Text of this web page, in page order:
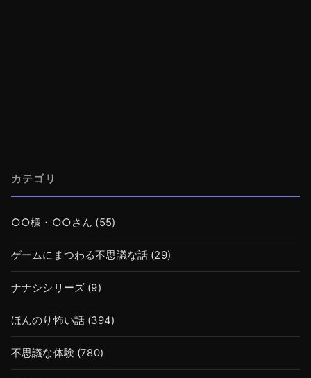
カテゴリ
○○様・○○さん (55)
ゲームにまつわる不思議な話 (29)
ナナシシリーズ (9)
ほんのり怖い話 (394)
不思議な体験 (780)